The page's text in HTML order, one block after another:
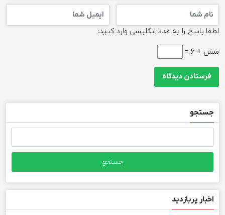
لطفا پاسخ را به عدد انگلیسی وارد کنید:
شش + 6 =
جستجو
برای:
اخبار پربازدید